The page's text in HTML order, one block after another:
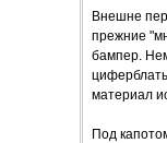
Внешне
прежние
бампер.
материал
Под